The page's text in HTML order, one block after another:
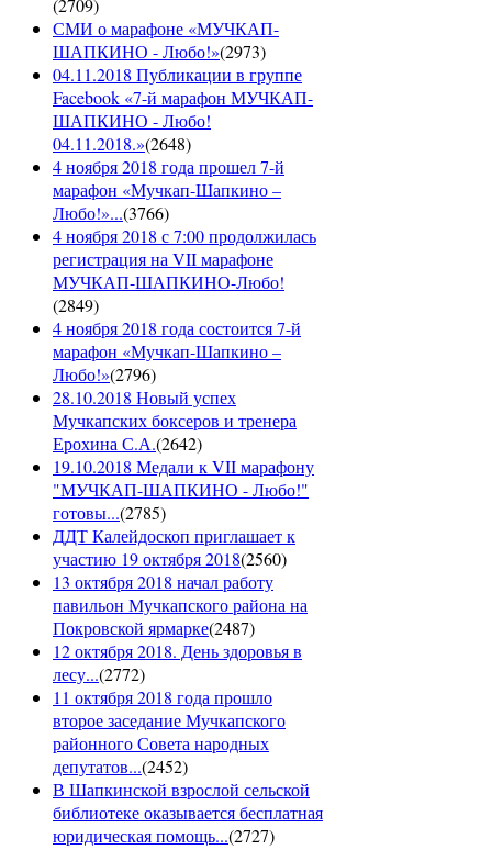
(2709)
СМИ о марафоне «МУЧКАП-
ШАПКИНО - Любо!»(2973)
04.11.2018 Публикации в группе
Facebook «7-й марафон МУЧКАП-
ШАПКИНО - Любо!
04.11.2018.»(2648)
4 ноября 2018 года прошел 7-й
марафон «Мучкап-Шапкино –
Любо!»...(3766)
4 ноября 2018 с 7:00 продолжилась
регистрация на VII марафоне
МУЧКАП-ШАПКИНО-Любо!
(2849)
4 ноября 2018 года состоится 7-й
марафон «Мучкап-Шапкино –
Любо!»(2796)
28.10.2018 Новый успех
Мучкапских боксеров и тренера
Ерохина С.А.(2642)
19.10.2018 Медали к VII марафону
"МУЧКАП-ШАПКИНО - Любо!"
готовы...(2785)
ДДТ Калейдоскоп приглашает к
участию 19 октября 2018(2560)
13 октября 2018 начал работу
павильон Мучкапского района на
Покровской ярмарке(2487)
12 октября 2018. День здоровья в
лесу...(2772)
11 октября 2018 года прошло
второе заседание Мучкапского
районного Совета народных
депутатов...(2452)
В Шапкинской взрослой сельской
библиотеке оказывается бесплатная
юридическая помощь...(2727)